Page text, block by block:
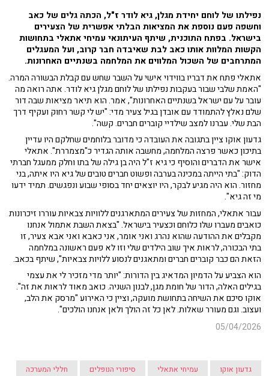
נפילתו של לוחם יחידת מגלן, גיא לודר ז"ל, הכתה גלים של כאב
וחשפה פעם נוספת את המציאות הבלתי אפשרית של הצעירים
בישראל. בפתח התוכנית, שיתף העיתונאי עמיחי אתאלי בתחושות
הקשות המלוות אותו כאב לבת שאיבדה חבר קרוב, ועל המעגלים
המתרחבים של השכול המלווים את המלחמה בשנתיים האחרונות.
אתאלי פתח את דבריו בווידוי אישי על השבר שחש עם קבלת הבשורה המרה.
"האמת שלבי שבור בעקבות נפילתו של לוחם מגלן גיא לודר. אתה רואה מה
עובר על עם ישראל בשנתיים האחרונות", אמר. הוא תיאר מציאות שבה דור
שלם נאלץ להתמודד עם אובדן בגיל צעיר מדי: "יש לי קשר רחוק ועקיף דרך
הבת שלי. עברנו למצב שילדיי קוברים חברים. קשה".
גדעון אוקו ציין בתגובה את העובדה כי מדובר בלוחמים שחלקם היו עדיין
בתיכון כאשר פרצה המלחמה, מחשבה אותה הגדיר כ"מצמררת". אתאלי
אישר את הדברים והוסיף כי גיא ז"ל היה בן גילה של בתו וחלק ממעגל חברתי
הדוק: "בתי הייתה במכינה בערבה ופשוט חברים טובים של גיא היו איתה, בני
מחזור. הוא היה מגיע לבקר, היו יוצאים יחד בסופי שבוע ונפגשים. תמיד ידעו
מי זה גיא".
עבור אתאלי, המחזות של צעירים המתארגנים ללוויות צבאיות עוררו זיכרונות
כואבים מעברו שלו כלוחם וכצעיר בישראל. "בצאת השבת אתמול אנחנו
מקבלים את ההודעה שהוא נהרג ואני אומר, אני כאבא ואני אבא צעיר, זו
בתי הבכורה, לראות איך שוב הילדים שלי וזו לא פעם ראשונה במלחמה
הזאת הם כבר קוברים חברים ומתאגנים לנסוע ללויות צבאיות", שיתף בכאב.
הוא הצביע על הדמיון המדאיג בין הדורות: "יותר מדי מזכיר לי את עצמי
בגילים האלה, הדור של חומת מגן, לבנון השניה. כואב מאוד לראות את זה".
אוקו סיכם את השיחה בתחושת מועקה, וציין כי האירוע "מרסק את הלב,
ועצוב. וגם מעורר שאלות. לאן כל זה הולך ולאן אנחנו הולכים".
05/04/2026
גדעון אוקו עמיחי אתאלי סיפורי הנופלים חללי המערכה